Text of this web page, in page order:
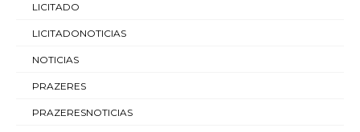
LICITADO
LICITADONOTICIAS
NOTICIAS
PRAZERES
PRAZERESNOTICIAS